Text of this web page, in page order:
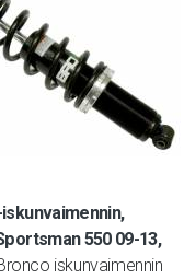
550 09-13,
iskunvaimennin